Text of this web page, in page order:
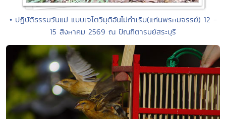
• ปฏิบัติธรรมวันแม่ แบบเจโตวิมุติอันไม่กำเริบ(แก่นพรหมจรรย์) 12 -
15 สิงหาคม 2569 ณ ปัณฑิตารมย์สระบุรี